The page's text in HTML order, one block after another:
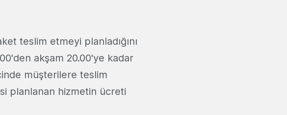
teslim etmeyi planladığını
akşam 20.00'ye kadar
müşterilere teslim
planlanan hizmetin ücreti